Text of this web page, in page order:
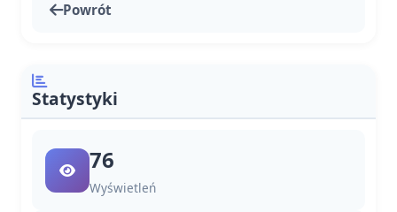
Powrót
Statystyki
76
Wyświetleń